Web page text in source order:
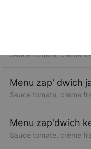
Sauce tomate, crème
Menu zap' dwich
Sauce tomate, crème
Menu zap'dwich
Sauce tomate, crème